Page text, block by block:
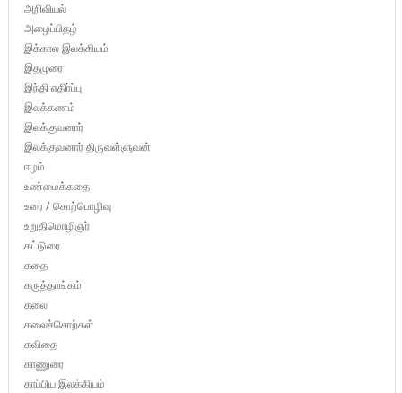
அறிவியல்
அழைப்பிதழ்
இக்கால இலக்கியம்
இதழுரை
இந்தி எதிர்ப்பு
இலக்கணம்
இலக்குவனார்
இலக்குவனார் திருவள்ளுவன்
ஈழம்
உண்மைக்கதை
உரை / சொற்பொழிவு
உறுதிமொழிஞர்
கட்டுரை
கதை
கருத்தரங்கம்
கலை
கலைச்சொற்கள்
கவிதை
காணுரை
காப்பிய இலக்கியம்